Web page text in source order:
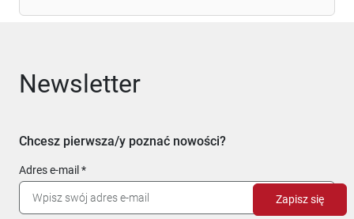
Newsletter
Chcesz pierwsza/y poznać nowości?
Adres e-mail
Zapisz się